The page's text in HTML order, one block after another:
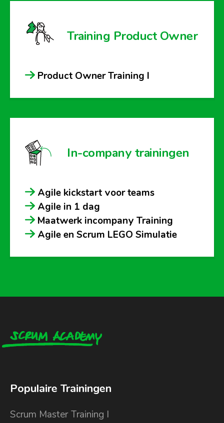
Training Product Owner
Product Owner Training I
In-company trainingen
Agile kickstart voor teams
Agile in 1 dag
Maatwerk incompany Training
Agile en Scrum LEGO Simulatie
Populaire Trainingen
Scrum Master Training I